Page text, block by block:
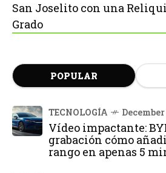
San Joselito con una
Grado
POPULAR
TECNOLOGÍA
Vídeo impactante:
grabación cómo
rango en apenas 5